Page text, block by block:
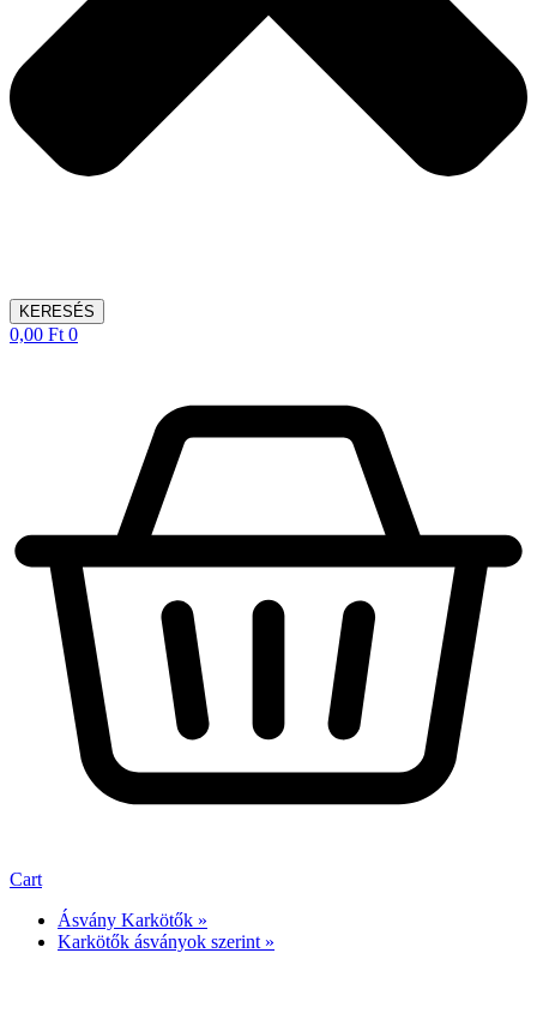
KERESÉS
0,00 Ft 0
Cart
Ásvány Karkötők »
Karkötők ásványok szerint »